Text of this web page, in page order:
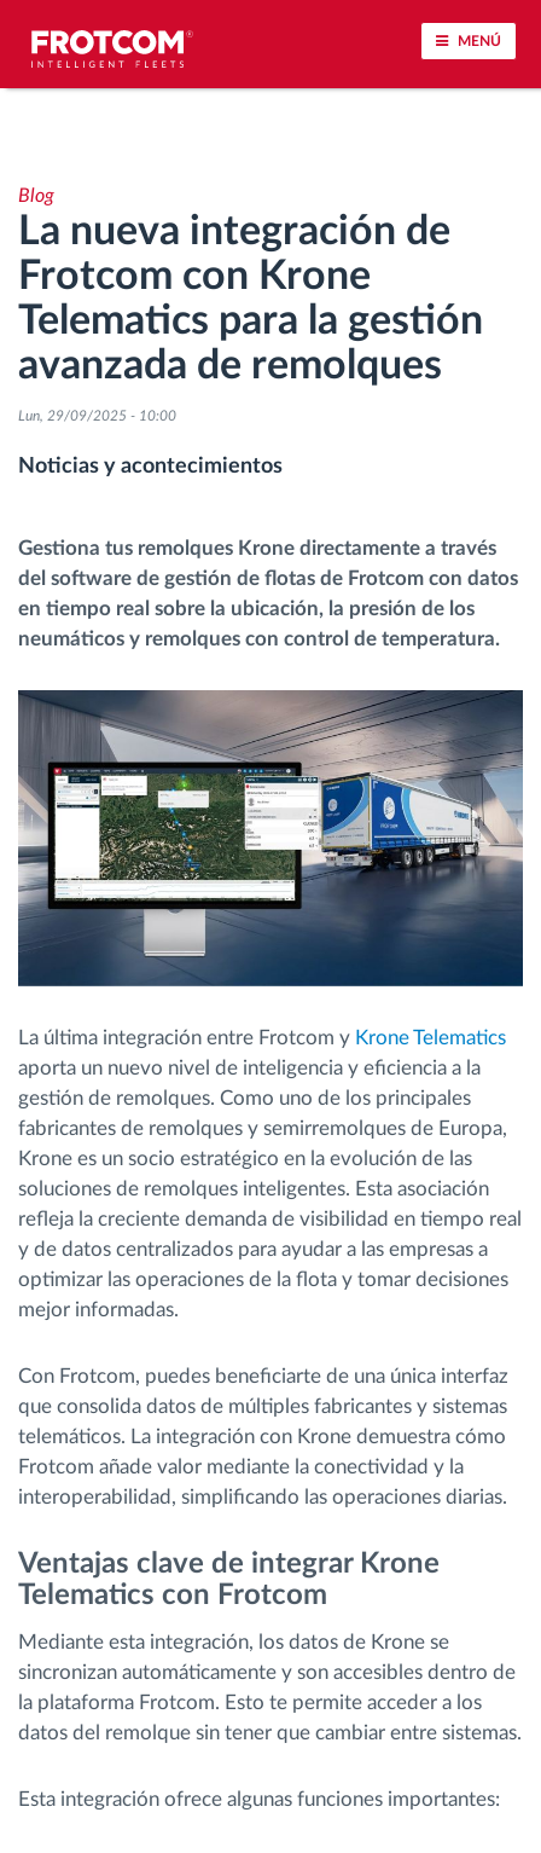
MENÚ
Análisis de la conducta en la conducción
Seguimiento del tiempo de conducción
Gestión de plantilla
Control de acceso
Gestión de combustible
Planificación y seguimiento de rutas
Descubrir todas las características
¿Cómo podemos ayudar en el control de la
actividad de su flota?
Calculadora de ahorro
Blog
La nueva integración de
Frotcom con Krone
Telematics para la gestión
avanzada de remolques
Lun, 29/09/2025 - 10:00
Noticias y acontecimientos
Gestiona tus remolques Krone directamente a través
del software de gestión de flotas de Frotcom con datos
en tiempo real sobre la ubicación, la presión de los
neumáticos y remolques con control de temperatura.
La última integración entre Frotcom y Krone Telematics
aporta un nuevo nivel de inteligencia y eficiencia a la
gestión de remolques. Como uno de los principales
fabricantes de remolques y semirremolques de Europa,
Krone es un socio estratégico en la evolución de las
soluciones de remolques inteligentes. Esta asociación
refleja la creciente demanda de visibilidad en tiempo real
y de datos centralizados para ayudar a las empresas a
optimizar las operaciones de la flota y tomar decisiones
mejor informadas.
Con Frotcom, puedes beneficiarte de una única interfaz
que consolida datos de múltiples fabricantes y sistemas
telemáticos. La integración con Krone demuestra cómo
Frotcom añade valor mediante la conectividad y la
interoperabilidad, simplificando las operaciones diarias.
Ventajas clave de integrar Krone
Telematics con Frotcom
Mediante esta integración, los datos de Krone se
sincronizan automáticamente y son accesibles dentro de
la plataforma Frotcom. Esto te permite acceder a los
datos del remolque sin tener que cambiar entre sistemas.
Esta integración ofrece algunas funciones importantes: